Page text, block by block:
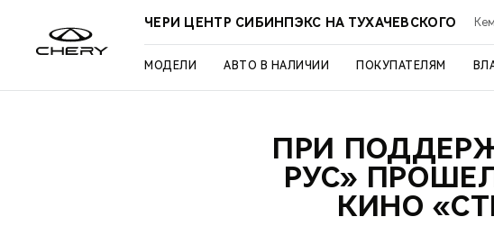
ЧЕРИ ЦЕНТР СИБИНПЭКС НА ТУХАЧЕВСКОГО
МОДЕЛИ АВТО В НАЛИЧИИ ПОКУПАТЕЛЯМ
ПРИ
РУС»
КИНО